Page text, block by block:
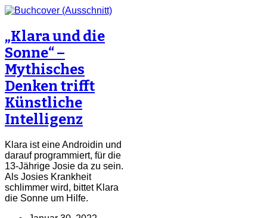
„Klara und die
Sonne“ –
Mythisches
Denken trifft
Künstliche
Intelligenz
Klara ist eine Androidin und
darauf programmiert, für die
13-Jährige Josie da zu sein.
Als Josies Krankheit
schlimmer wird, bittet Klara
die Sonne um Hilfe.